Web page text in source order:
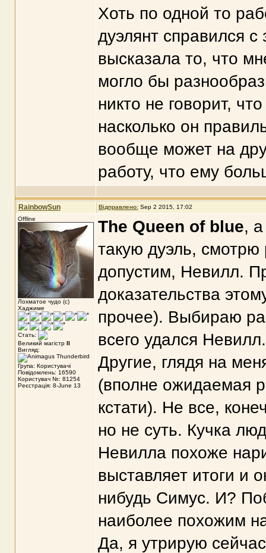
Хоть по одной то
дуэлянт справился
высказала то, что
могло бы
никто не говорит,
насколько он
вообще может на
работу, что ему
RainbowSun Відправлено: Sep 2 2015, 17:02
Offline
Лохматое чудо (с)
Хаджиме
Стать:
Великий магістр II
Вигляд:
Група: Користувачі
Повідомлень: 16590
Користувач №: 81254
Реєстрація: 8-June 13
The Queen of blue,
такую дуэль,
допустим, Невилл.
доказательства
прочее). Выбираю
всего удался Невилл.
Другие, глядя на
(вполне ожидаемая
кстати). Не все,
но не суть. Кучка
Невилла похоже
выставляет итоги и
нибудь Симус. И?
наиболее похожим
Да, я утрирую